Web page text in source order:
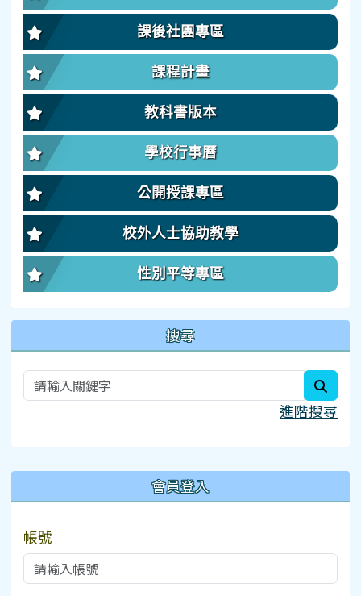
課後社團專區
課程計畫
教科書版本
學校行事曆
公開授課專區
校外人士協助教學
性別平等專區
搜尋
進階搜尋
會員登入
帳號